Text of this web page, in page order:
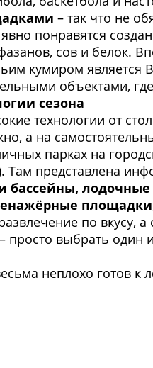
– так что не
понравятся
сов и белок.
кумиром является
объектами,
сезона
технологии от
а на
парках на
Там представлена
бассейны,
по вкусу,
просто выбрать один
неплохо готов к